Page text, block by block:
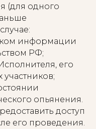
(для одного
информации
РФ;
его
опьянения.
доступ
его проведения.